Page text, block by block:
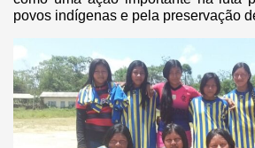
povos indígenas e pela preservação